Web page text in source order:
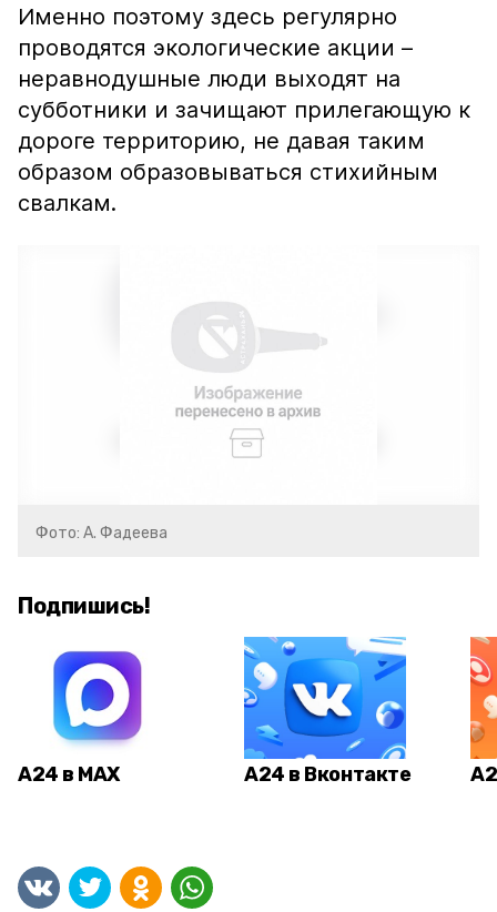
Именно поэтому здесь регулярно
проводятся экологические акции –
неравнодушные люди выходят на
субботники и зачищают прилегающую к
дороге территорию, не давая таким
образом образовываться стихийным
свалкам.
Фото: А. Фадеева
Подпишись!
А24 в MAX А24 в Вконтакте